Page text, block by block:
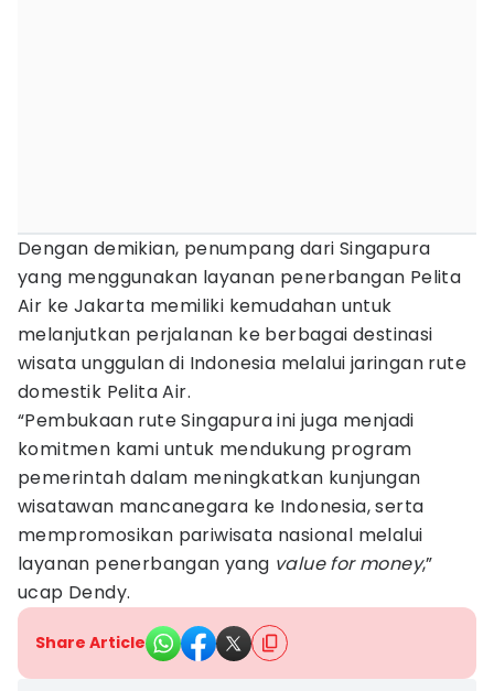
Dengan demikian, penumpang dari Singapura
yang menggunakan layanan penerbangan Pelita
Air ke Jakarta memiliki kemudahan untuk
melanjutkan perjalanan ke berbagai destinasi
wisata unggulan di Indonesia melalui jaringan rute
domestik Pelita Air.
“Pembukaan rute Singapura ini juga menjadi
komitmen kami untuk mendukung program
pemerintah dalam meningkatkan kunjungan
wisatawan mancanegara ke Indonesia, serta
mempromosikan pariwisata nasional melalui
layanan penerbangan yang value for money,”
ucap Dendy.
Share Article